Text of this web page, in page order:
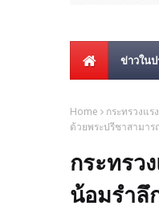
ข่าวในป
Home กระทรวงแร
ด้วยพระปรีชาสามา
กระทรว
น้อมรำลึ